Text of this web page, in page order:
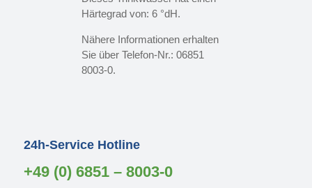
Härtegrad von: 6 °dH.
Nähere Informationen erhalten
Sie über Telefon-Nr.: 06851
8003-0.
24h-Service Hotline
+49 (0) 6851 – 8003-0